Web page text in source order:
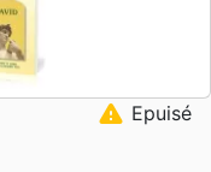
warning Epuisé